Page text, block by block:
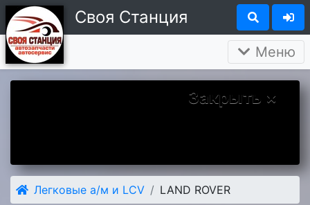
Своя Станция
Меню
Закрыть ×
Вы у нас впервые? Надеемся Вам
Легковые а/м и LCV LAND ROVER